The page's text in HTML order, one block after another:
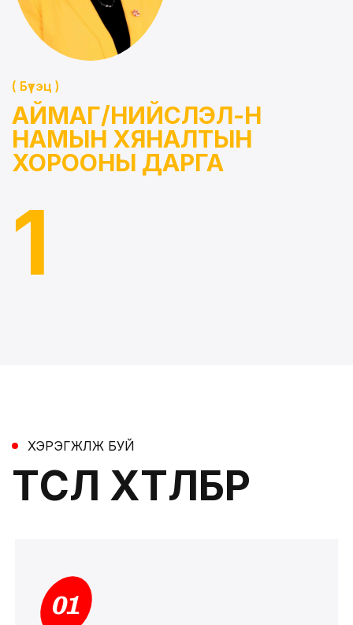
( Бүтэц )
АЙМАГ/НИЙСЛЭЛ-Н
НАМЫН ХЯНАЛТЫН
ХОРООНЫ ДАРГА
1
ХЭРЭГЖҮҮЛЖ БУЙ
ТӨСӨЛ ХӨТӨЛБӨР
01